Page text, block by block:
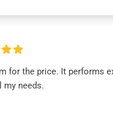
for the price. It performs
my needs.